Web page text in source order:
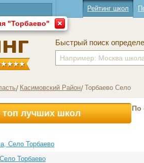
"Торбаево"
Рейтинг школ
Быстрый поиск
Касимовский Район Торбаево Село
лучших школ По
Село Торбаево
Торбаево